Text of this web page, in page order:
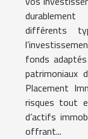
différents
fonds
patrimoniaux
Placement
risques tout
d’actifs
offrant...